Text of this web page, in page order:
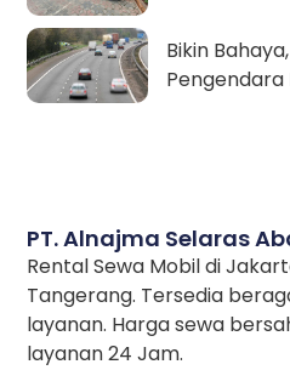
PT. Alnajma Selaras
Rental Sewa Mobil di
Tangerang. Tersedia
layanan. Harga sewa
layanan 24 Jam.
Bikin
Pengendara